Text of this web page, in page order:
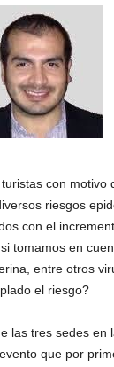
con motivo
riesgos
con el
tomamos en
entre otros
el riesgo?
las tres sedes en
que por